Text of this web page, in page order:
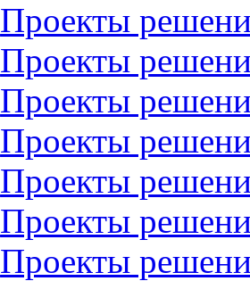
Проекты
Проекты
Проекты
Проекты
Проекты
Проекты
Проекты